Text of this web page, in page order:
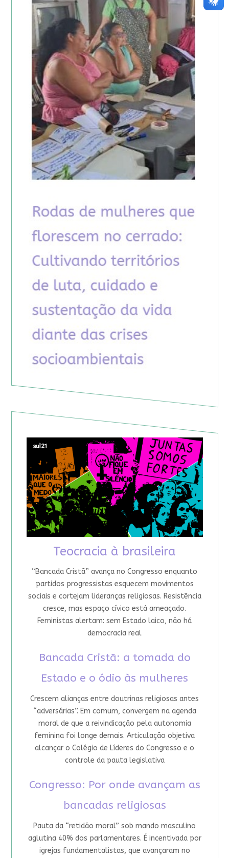
Teocracia à brasileira
“Bancada Cristã” avança no Congresso enquanto
partidos progressistas esquecem movimentos
sociais e cortejam lideranças religiosas. Resistência
cresce, mas espaço cívico está ameaçado.
Feministas alertam: sem Estado laico, não há
democracia real
Bancada Cristã: a tomada do
Estado e o ódio às mulheres
Crescem alianças entre doutrinas religiosas antes
“adversárias”. Em comum, convergem na agenda
moral de que a reivindicação pela autonomia
feminina foi longe demais. Articulação objetiva
alcançar o Colégio de Líderes do Congresso e o
controle da pauta legislativa
Congresso: Por onde avançam as
bancadas religiosas
Pauta da “retidão moral” sob mando masculino
aglutina 40% dos parlamentares. É incentivada por
igrejas fundamentalistas, que avançaram no